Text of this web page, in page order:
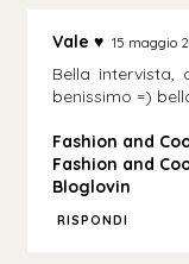
Vale ♥ 15 maggio
Bella intervista,
benissimo =)
Fashion and
Fashion and
Bloglovin
RISPONDI